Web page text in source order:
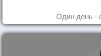
Один день -